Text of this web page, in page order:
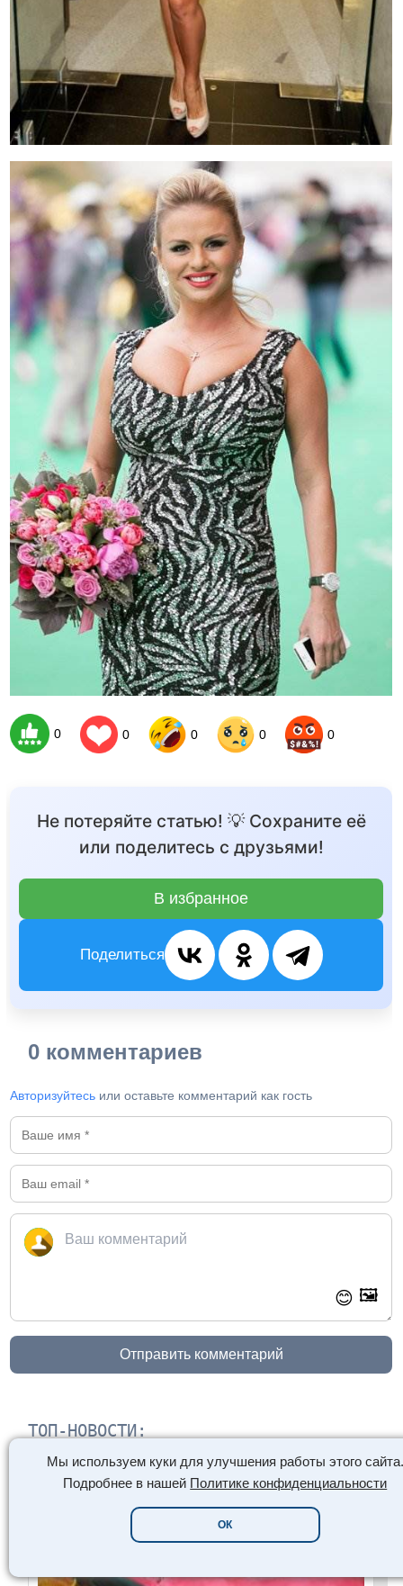
Мы используем куки для улучшения работы этого сайта.
Подробнее в нашей Политике конфиденциальности
ОК
0 0 0 0 0
Не потеряйте статью! 💡 Сохраните её
или поделитесь с друзьями!
В избранное
Поделиться
0 комментариев
Авторизуйтесь или оставьте комментарий как гость
😊 🖼️
Отправить комментарий
ТОП-НОВОСТИ: